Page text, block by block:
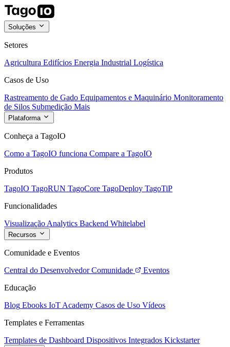
Soluções
Setores
Agricultura Edifícios Energia Industrial Logística
Casos de Uso
Rastreamento de Gado Equipamentos e Maquinário Monitoramento
de Silos Submedição Mais
Plataforma
Conheça a TagoIO
Como a TagoIO funciona Compare a TagoIO
Produtos
TagoIO TagoRUN TagoCore TagoDeploy TagoTiP
Funcionalidades
Visualização Analytics Backend Whitelabel
Recursos
Comunidade e Eventos
Central do Desenvolvedor Comunidade
Eventos
Educação
Blog Ebooks IoT Academy Casos de Uso Vídeos
Templates e Ferramentas
Templates de Dashboard Dispositivos Integrados Kickstarter